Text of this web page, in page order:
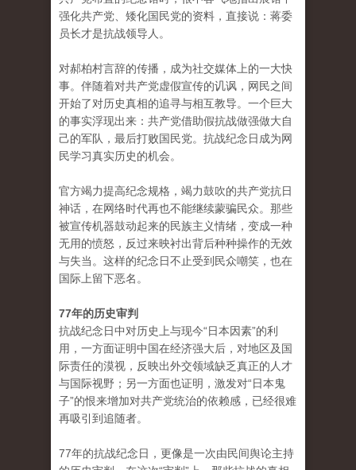
强化共产党、矮化国民党的资料，直接说：蒋委
员长才是抗战领导人。
对郝柏村言辞的传播，成为社交媒体上的一大快
事。伴随着对共产党虚假宣传的讥讽，网民之间
开始了对历史真相的追寻与相互教导。一个巨大
的事实浮现出来：共产党借助假抗战做强做大自
己的军队，最后打败国民党。抗战纪念日成为网
民学习真实历史的机会。
官方竭力提高纪念规格，竭力鼓吹的共产党抗日
神话，在网络时代再也不能继续蒙骗民众。那些
被宣传机器鼓动起来的民族主义情绪，变成一种
无用的愤怒，反过来映衬出背后种种操作的无效
与失当。这样的纪念日不止受到民众嘲笑，也在
国际上留下恶名。
77年的历史审判
抗战纪念日中对历史上与现今“日本因素”的利
用，一方面证明中国在经济强大后，对地区及国
际责任的漠视，反映出外交领域缺乏真正的人才
与国际视野；另一方面也证明，激发对“日本鬼
子”的恨来增加对共产党统治的依赖感，已经很难
再吸引到追随者。
77年的抗战纪念日，更像是一次由民间舆论主持